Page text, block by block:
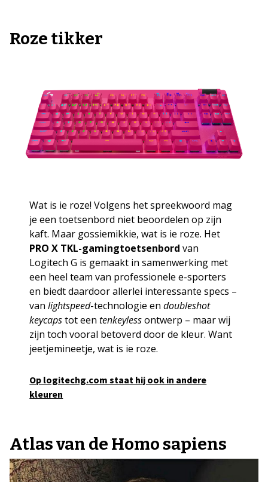
Roze tikker
Wat is ie roze! Volgens het spreekwoord mag
je een toetsenbord niet beoordelen op zijn
kaft. Maar gossiemikkie, wat is ie roze. Het
PRO X TKL-gamingtoetsenbord van
Logitech G is gemaakt in samenwerking met
een heel team van professionele e-sporters
en biedt daardoor allerlei interessante specs –
vanlightspeed-technologie endoubleshot
keycapstot eentenkeylessontwerp – maar wij
zijn toch vooral betoverd door de kleur. Want
jeetjemineetje, wat is ie roze.
Op logitechg.com staat hij ook in andere
kleuren
Atlas van de Homo sapiens